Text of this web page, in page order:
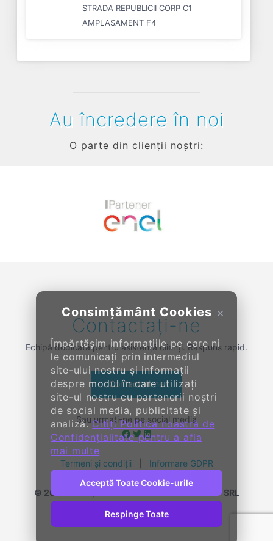
STRADA REPUBLICII CORP C1
AMPLASAMENT F4
×
Consimțământ Cookies
Împărtășim informațiile pe care ni
le comunicați prin intermediul
site-ului nostru și informații
despre modul în care utilizați
site-ul nostru cu partenerii noștri
de social media, publicitate și
analiză.Citiți Politica noastră de
Confidențialitate pentru a afla
mai multe
Acceptă Toate Cookie-urile
Respinge Toate
Au încredere în noi
O parte din clienții noștri:
Contactați-ne
Echipă dedicată pentru asistență clienți. Răspuns rapid.
Contactați-ne
Sau urmați-ne pe social media
Termeni și condiții Informare GDPR
© 2014-
2026, KENDALL ENTERPRISE GROUP SRL